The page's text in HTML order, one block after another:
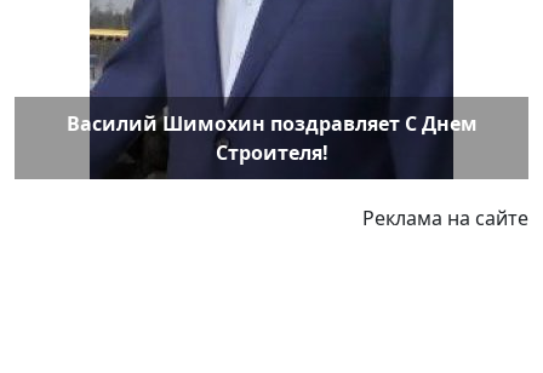
Василий Шимохин поздравляет С Днем
Строителя!
Реклама на сайте